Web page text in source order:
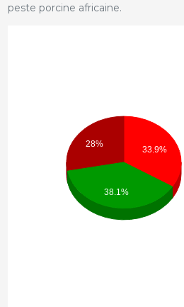
peste porcine africaine.
33.9%
28%
38.1%